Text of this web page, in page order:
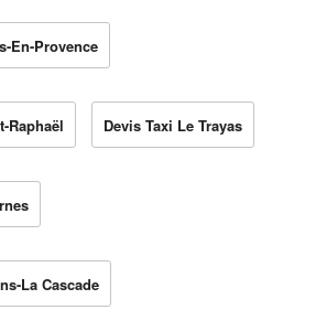
En-Provence
Raphaël Devis Taxi Le Trayas
La Cascade